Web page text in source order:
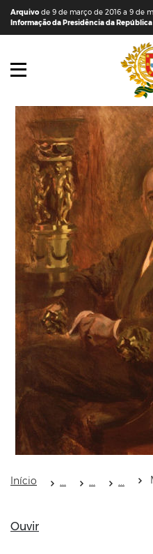
Saltar para o conteúdo
Mapa do Sítio
Arquivo de 9 de março de 2016 a 9 de
Informação da Presidência da
Abrir menu principal
Início
Ouvir